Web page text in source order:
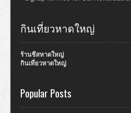
กินเที่ยวหาดใหญ่
ร้านชีสหาดใหญ่
กินเที่ยวหาดใหญ่
Popular Posts